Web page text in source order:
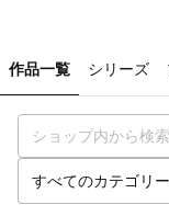
作品一覧 シリーズ